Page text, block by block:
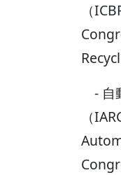
（
- 自
（